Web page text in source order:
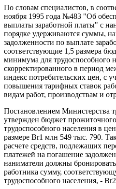
По словам специалистов, в
ноября 1995 года №483 "Об
выплаты заработной платы" с
порядке удерживаются суммы,
задолженности по выплате
соответствующие 1,5 размера
минимума для трудоспособного
скорректированного в период
индекс потребительских цен, с
повышения тарифных ставок
видам работ, производствам и
Постановлением Министерства
утвержден бюджет
трудоспособного населения в
размере Br1 млн 549 тыс. 790.
расчете средств, подлежащих
платежей на погашение
наниматели должны бронировать
работника сумму,
трудоспособного населения, -